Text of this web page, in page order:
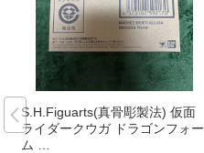
S.H.Figuarts(真骨彫製法) 仮面
ライダークウガ ドラゴンフォー
ム …